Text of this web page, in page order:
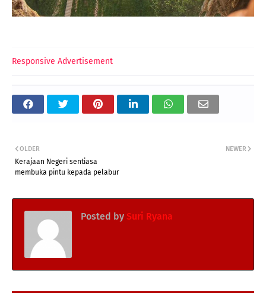
Responsive Advertisement
NEWER
OLDER
Kerajaan Negeri sentiasa
membuka pintu kepada pelabur
Posted by Suri Ryana